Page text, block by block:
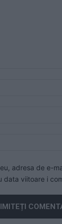
adresa de e-
data viitoare i